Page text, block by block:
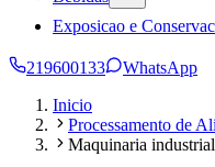
Exposicao e
219600133
WhatsApp
Inicio
Processamento de
Maquinaria industrial